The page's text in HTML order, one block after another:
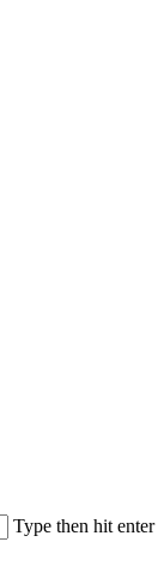
Type then hit enter